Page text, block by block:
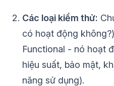
Các loại kiểm thử:
có hoạt động
Functional - nó hoạt
hiệu suất, bảo mật,
năng sử dụng).